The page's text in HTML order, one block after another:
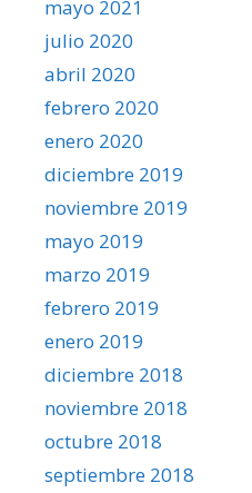
mayo 2021
julio 2020
abril 2020
febrero 2020
enero 2020
diciembre 2019
noviembre 2019
mayo 2019
marzo 2019
febrero 2019
enero 2019
diciembre 2018
noviembre 2018
octubre 2018
septiembre 2018